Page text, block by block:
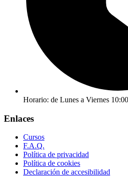
Horario: de Lunes a Viernes
Enlaces
Cursos
F.A.Q.
Política de privacidad
Política de cookies
Declaración de accesibilidad